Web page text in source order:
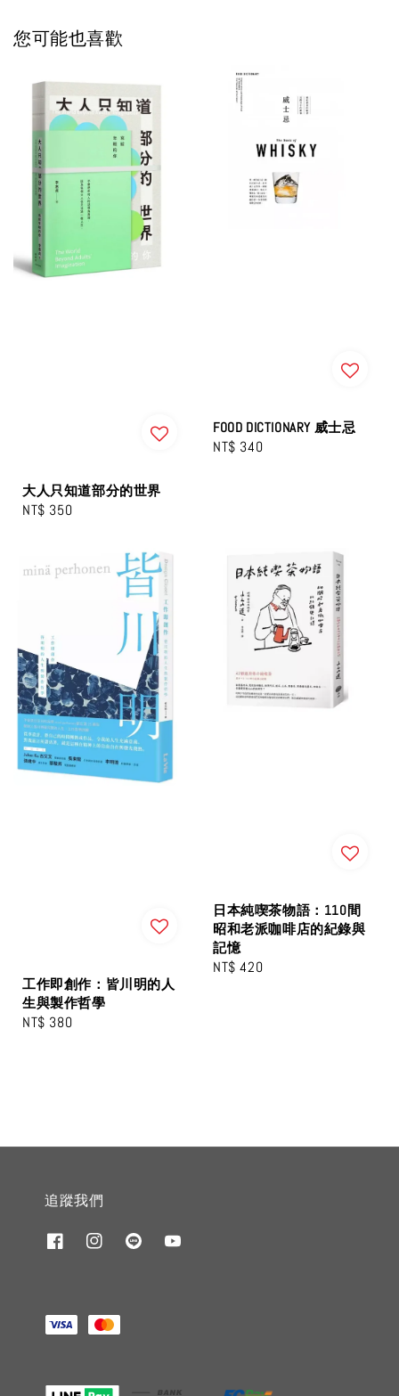
您可能也喜歡
大人只知道部分的世界
Regular
NT$ 350
FOOD DICTIONARY 威士忌
Regular
NT$ 340
工作即創作：皆川明的人
生與製作哲學
Regular
NT$ 380
日本純喫茶物語：110間
昭和老派咖啡店的紀錄與
記憶
Regular
NT$ 420
追蹤我們